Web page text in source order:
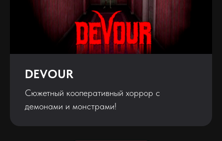
DEVOUR
Сюжетный кооперативный хоррор с
демонами и монстрами!